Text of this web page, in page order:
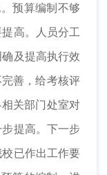
预算编制不够
高。人员分工
及提高执行效
善，给考核评
关部门处室对
提高。下一步
已作出工作要